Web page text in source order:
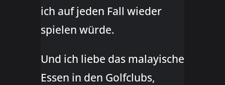
ich auf jeden Fall wieder
spielen würde.
Und ich liebe das malayische
Essen in den Golfclubs,